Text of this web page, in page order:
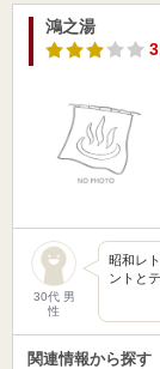
鴻之湯
30代 男
性
昭和レ
ントと
関連情報から探す